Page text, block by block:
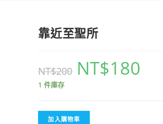
靠近至聖所
NT$200 NT$180
1 件庫存
加入購物車